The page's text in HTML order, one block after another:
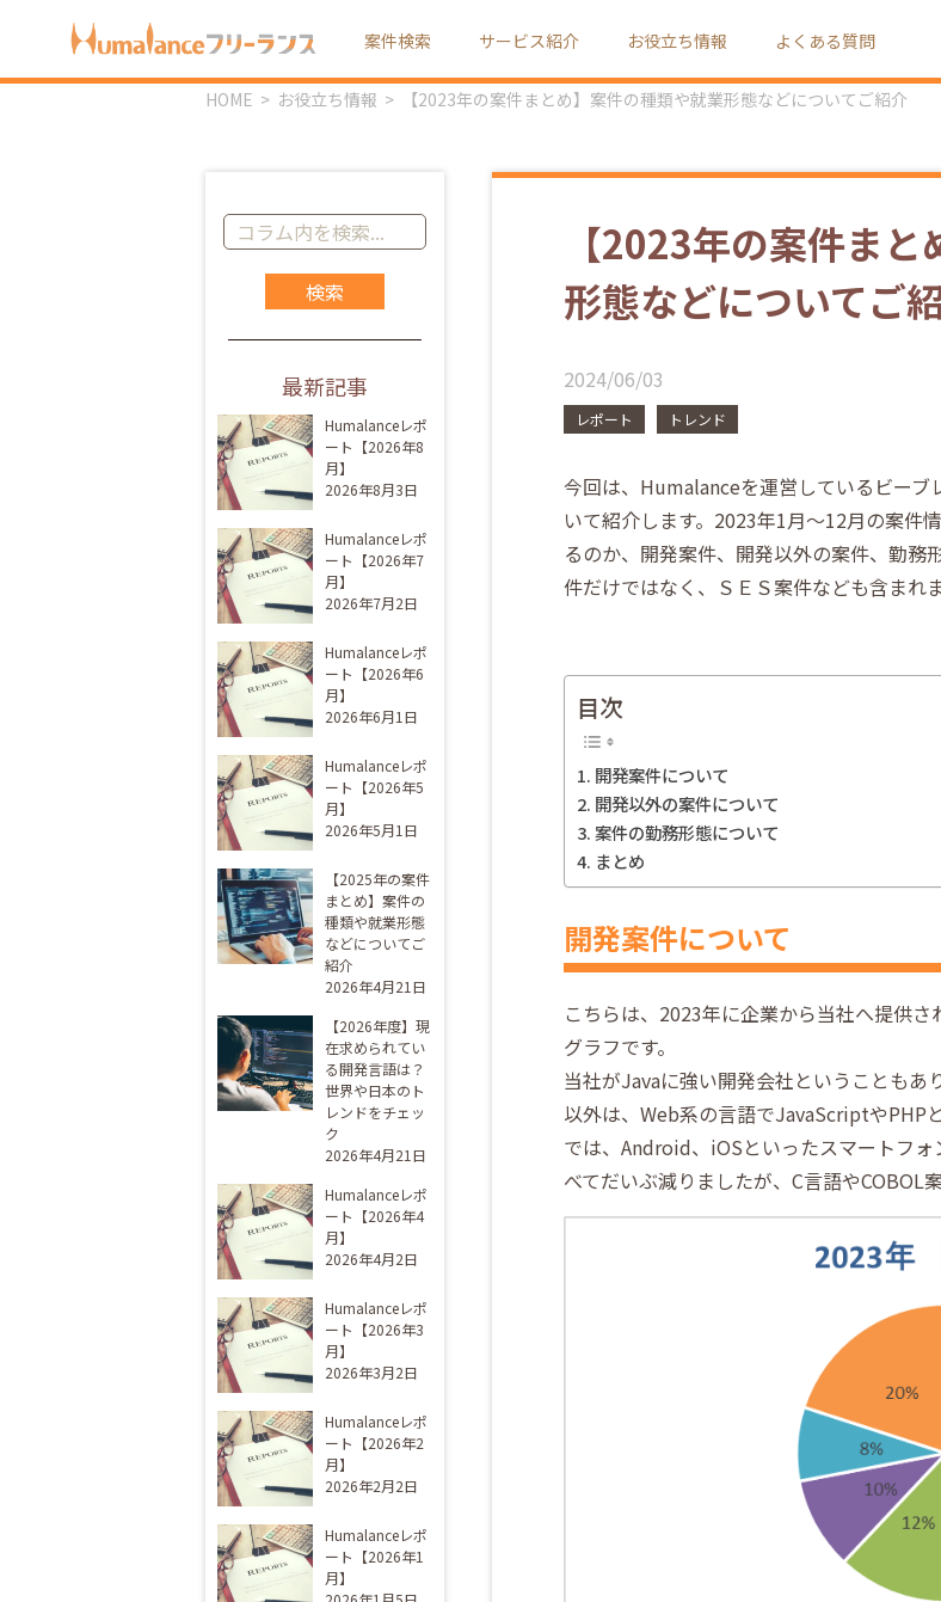
案件検索 サービス紹介 お役立ち情報 よくある質問
HOME お役立ち情報 【2023年の案件まとめ】案件の種類や就業形態などについてご紹介
コ
ラ
事
索:
最新記事
Humalanceレポ
ート【2026年8
月】
2026年8月3日
Humalanceレポ
ート【2026年7
月】
2026年7月2日
Humalanceレポ
ート【2026年6
月】
2026年6月1日
Humalanceレポ
ート【2026年5
月】
2026年5月1日
【2025年の案件
まとめ】案件の
種類や就業形態
などについてご
紹介
2026年4月21日
【2026年度】現
在求められてい
る開発言語は？
世界や日本のト
レンドをチェッ
ク
2026年4月21日
Humalanceレポ
ート【2026年4
月】
2026年4月2日
Humalanceレポ
ート【2026年3
月】
2026年3月2日
Humalanceレポ
ート【2026年2
月】
2026年2月2日
Humalanceレポ
ート【2026年1
月】
【2023年の案件ま
形態などについてご
2024/06/03
レポート トレンド
今回は、Humalanceを運営しているビー
いて紹介します。2023年1月～12月の案件
るのか、開発案件、開発以外の案件、勤
件だけではなく、ＳＥＳ案件なども含まれ
目次
開発案件について
開発以外の案件について
案件の勤務形態について
まとめ
開発案件について
こちらは、2023年に企業から当社へ提供
グラフです。
当社がJavaに強い開発会社ということもあ
以外は、Web系の言語でJavaScriptやPHP
では、Android、iOSといったスマートフ
べてだいぶ減りましたが、C言語やCOBOL